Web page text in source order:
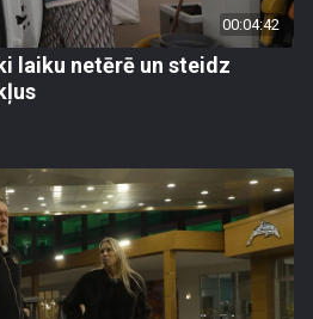
00:04:42
laiku netērē un steidz